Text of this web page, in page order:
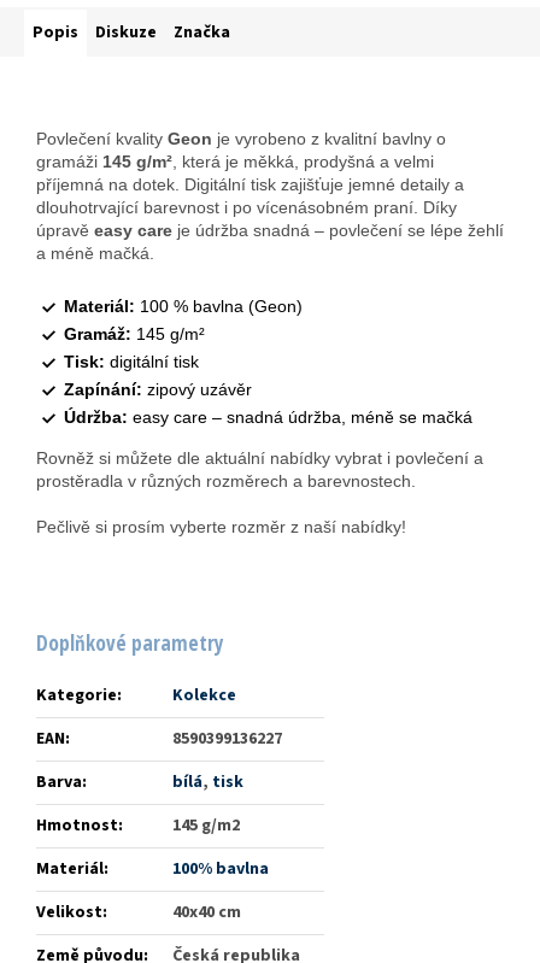
Popis Diskuze Značka
Povlečení kvality Geon je vyrobeno z kvalitní bavlny o
gramáži 145 g/m², která je měkká, prodyšná a velmi
příjemná na dotek. Digitální tisk zajišťuje jemné detaily a
dlouhotrvající barevnost i po vícenásobném praní. Díky
úpravě easy care je údržba snadná – povlečení se lépe žehlí
a méně mačká.
Materiál: 100 % bavlna (Geon)
Gramáž: 145 g/m²
Tisk: digitální tisk
Zapínání: zipový uzávěr
Údržba: easy care – snadná údržba, méně se mačká
Rovněž si můžete dle aktuální nabídky vybrat i povlečení a
prostěradla v různých rozměrech a barevnostech.
Pečlivě si prosím vyberte rozměr z naší nabídky!
Doplňkové parametry
Kategorie:
Kolekce
EAN:
8590399136227
Barva: bílá, tisk
Hmotnost:
145 g/m2
Materiál:
100% bavlna
Velikost:
40x40 cm
Země původu: Česká republika